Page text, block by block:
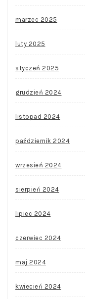
marzec 2025
luty 2025
styczeń 2025
grudzień 2024
listopad 2024
październik 2024
wrzesień 2024
sierpień 2024
lipiec 2024
czerwiec 2024
maj 2024
kwiecień 2024